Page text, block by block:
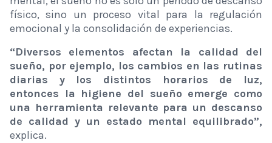
físico, sino un proceso vital para la regulación
emocional y la consolidación de experiencias.
“Diversos elementos afectan la calidad del
sueño, por ejemplo, los cambios en las rutinas
diarias y los distintos horarios de luz,
entonces la higiene del sueño emerge como
una herramienta relevante para un descanso
de calidad y un estado mental equilibrado”,
explica.